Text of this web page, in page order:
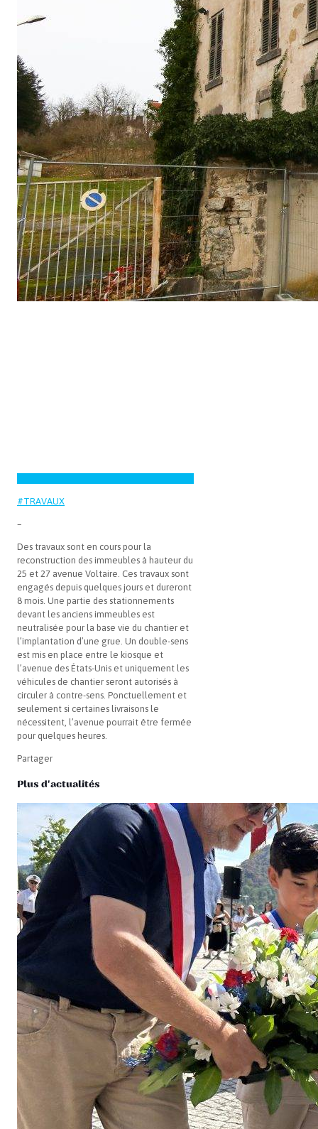
#TRAVAUX
–
Des travaux sont en cours pour la
reconstruction des immeubles à hauteur du
25 et 27 avenue Voltaire. Ces travaux sont
engagés depuis quelques jours et dureront
8 mois. Une partie des stationnements
devant les anciens immeubles est
neutralisée pour la base vie du chantier et
l’implantation d’une grue. Un double-sens
est mis en place entre le kiosque et
l’avenue des États-Unis et uniquement les
véhicules de chantier seront autorisés à
circuler à contre-sens. Ponctuellement et
seulement si certaines livraisons le
nécessitent, l’avenue pourrait être fermée
pour quelques heures.
Partager
Plus d'actualités